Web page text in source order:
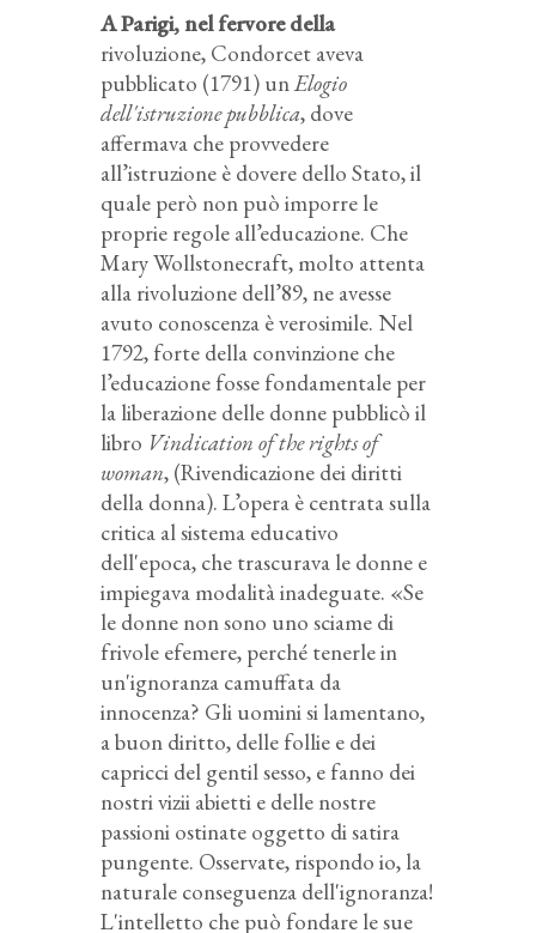
A Parigi, nel fervore della
rivoluzione, Condorcet aveva
pubblicato (1791) unElogio
dell'istruzione pubblica, dove
affermava che provvedere
all’istruzione è dovere dello Stato, il
quale però non può imporre le
proprie regole all’educazione. Che
Mary Wollstonecraft, molto attenta
alla rivoluzione dell’89, ne avesse
avuto conoscenza è verosimile. Nel
1792, forte della convinzione che
l’educazione fosse fondamentale per
la liberazione delle donne pubblicò il
libro Vindication of the rights of
woman, (Rivendicazione dei diritti
della donna). L’opera è centrata sulla
critica al sistema educativo
dell'epoca, che trascurava le donne e
impiegava modalità inadeguate. «Se
le donne non sono uno sciame di
frivole efemere, perché tenerle in
un'ignoranza camuffata da
innocenza? Gli uomini si lamentano,
a buon diritto, delle follie e dei
capricci del gentil sesso, e fanno dei
nostri vizii abietti e delle nostre
passioni ostinate oggetto di satira
pungente. Osservate, rispondo io, la
naturale conseguenza dell'ignoranza!
L'intelletto che può fondare le sue